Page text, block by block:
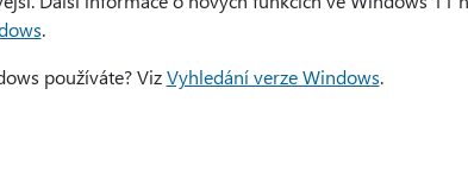
.
používáte? VizVyhledání verze Windows.